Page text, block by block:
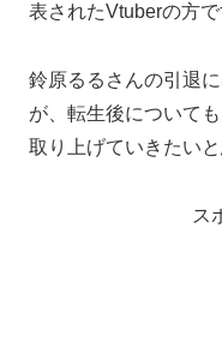
表されたVtuberの方で
鈴原るるさんの引退
が、転生後について
取り上げていきたいと
ス